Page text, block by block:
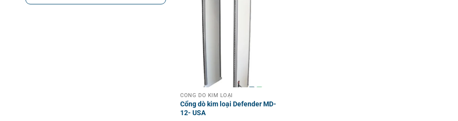
CỔNG DÒ KIM LOẠI
Cổng dò kim loại Defender MD-
12- USA